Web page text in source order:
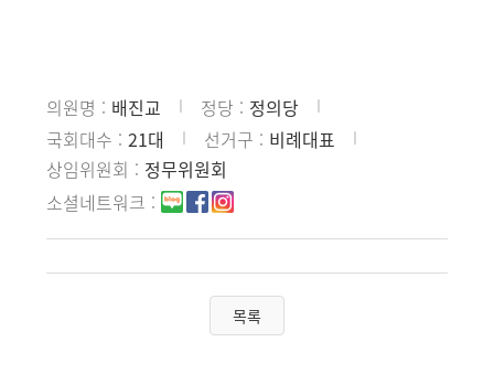
의원명 배진교 정당
정의당
국회대수
21대 선거구
비례대표
상임위원회
정무위원회
소셜네트워크
목록